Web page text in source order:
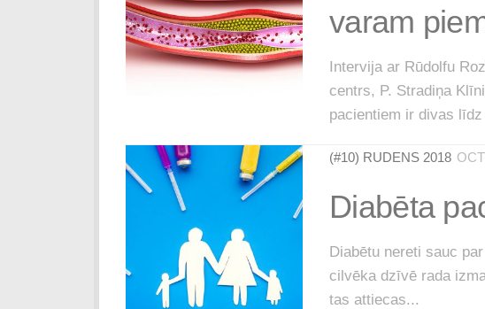
varam
Intervija ar Rūdolfu
centrs, P. Stradiņa
pacientiem ir divas
(#10) RUDENS 2018
Diabēta
Diabētu nereti sauc
cilvēka dzīvē rada
tas attiecas...